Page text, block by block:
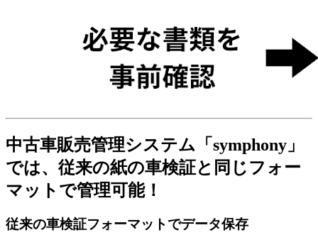
中古車販売管理システム「symphony」
では、従来の紙の車検証と同じフォー
マットで管理可能！
従来の車検証フォーマットでデータ保存